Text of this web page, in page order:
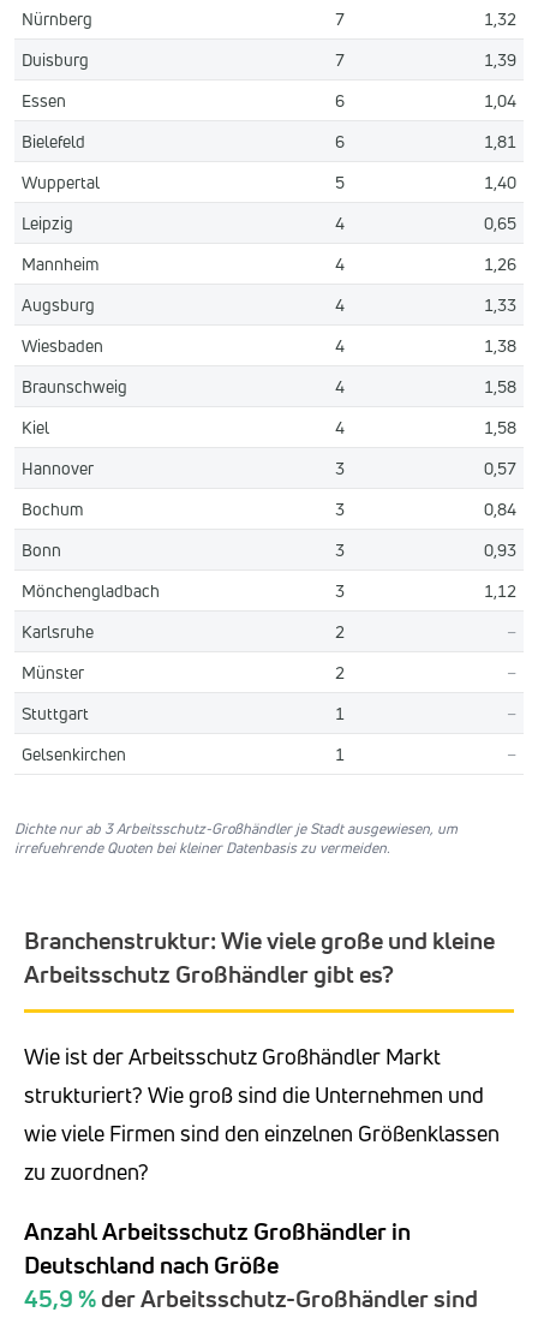
Nürnberg
7
1,32
Duisburg
7
1,39
Essen
6
1,04
Bielefeld
6
1,81
Wuppertal
5
1,40
Leipzig
4
0,65
Mannheim
4
1,26
Augsburg
4
1,33
Wiesbaden
4
1,38
Braunschweig
4
1,58
Kiel
4
1,58
Hannover
3
0,57
Bochum
3
0,84
Bonn
3
0,93
Mönchengladbach
3
1,12
Karlsruhe
2
–
Münster
2
–
Stuttgart
1
–
Gelsenkirchen
1 –
Dichte nur ab 3 Arbeitsschutz-Großhändler je Stadt ausgewiesen, um
irrefuehrende Quoten bei kleiner Datenbasis zu vermeiden.
Branchenstruktur: Wie viele große und kleine
Arbeitsschutz Großhändler gibt es?
Wie ist der Arbeitsschutz Großhändler Markt
strukturiert? Wie groß sind die Unternehmen und
wie viele Firmen sind den einzelnen Größenklassen
zu zuordnen?
Anzahl Arbeitsschutz Großhändler in
Deutschland nach Größe
45,9 %der Arbeitsschutz-Großhändler sind